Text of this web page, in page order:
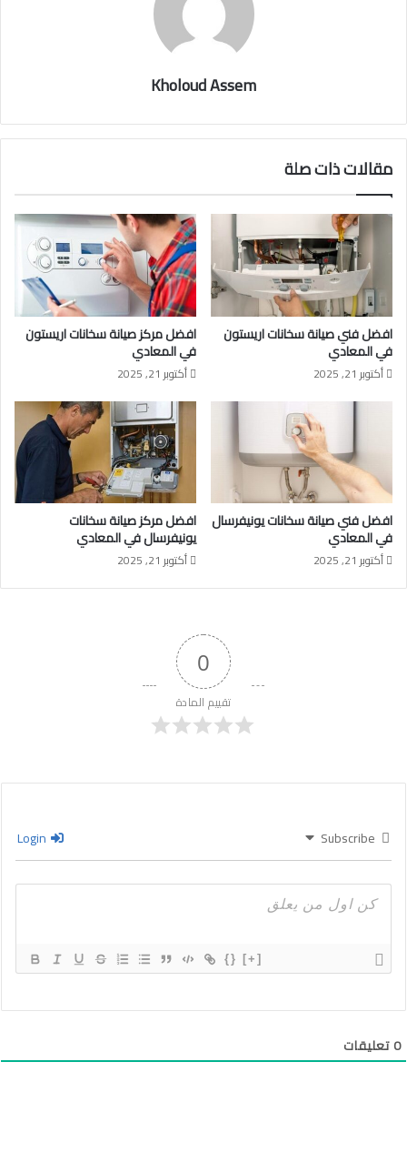
Kholoud Assem
مقالات ذات صلة
افضل فني صيانة سخانات اريستون
في المعادي
أكتوبر 21, 2025
افضل مركز صيانة سخانات اريستون
في المعادي
أكتوبر 21, 2025
افضل فني صيانة سخانات يونيفرسال
في المعادي
أكتوبر 21, 2025
افضل مركز صيانة سخانات
يونيفرسال في المعادي
أكتوبر 21, 2025
0
تقييم المادة
Subscribe
{} [+]
0تعليقات